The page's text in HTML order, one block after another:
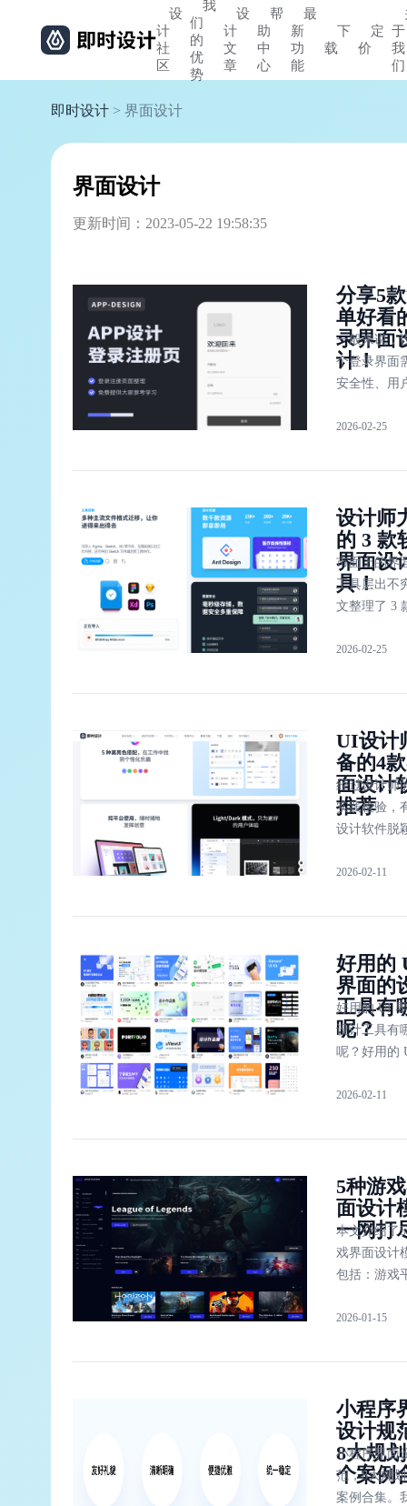
设
计
社
区
我
们
的
优
势
设
计
文
章
帮
助
中
心
最
新
功
能
下
载
定
价
于
我
们
即时设计 > 界面设计
界面设计
更新时间：2023-05-22 19:58:35
分享5
单好看
录界面
计！
一般来说，
个登录界面
安全性、用
及品牌形象
设计师在既
习、多了解
2026-02-25
设计师
的 3 款
界面设
具！
市面上的界
工具层出不
文整理了 3
设计工具：
Illustrator」
2026-02-25
UI设计
备的4
面设计
推荐
经过设计师
实践检验，
设计软件脱
们最常用的
时设计、
XD
2026-02-11
好用的
界面的
工具有
呢？
好用的 UI
设计工具有
呢？好用的
设计，
「即时设计
提供全中文
面和免费的
计模板资源
团队协作。
2026-02-11
5种游
面设计
一网打
本文介绍了
戏界面设计
包括：游戏
界面、跳棋
和游戏界面
2026-01-15
小程序
设计规
8大规
个案例
小程序界面
范，8大规
案例合集。